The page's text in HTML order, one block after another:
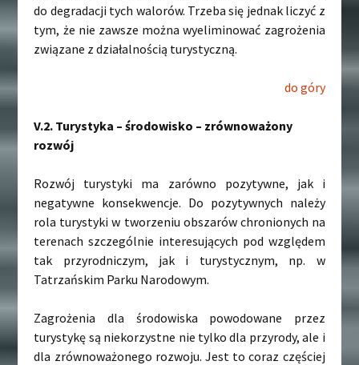
do degradacji tych walorów. Trzeba się jednak liczyć z
tym, że nie zawsze można wyeliminować zagrożenia
związane z działalnością turystyczną.
do góry
V.2. Turystyka – środowisko – zrównoważony
rozwój
Rozwój turystyki ma zarówno pozytywne, jak i
negatywne konsekwencje. Do pozytywnych należy
rola turystyki w tworzeniu obszarów chronionych na
terenach szczególnie interesujących pod względem
tak przyrodniczym, jak i turystycznym, np. w
Tatrzańskim Parku Narodowym.
Zagrożenia dla środowiska powodowane przez
turystykę są niekorzystne nie tylko dla przyrody, ale i
dla zrównoważonego rozwoju. Jest to coraz częściej